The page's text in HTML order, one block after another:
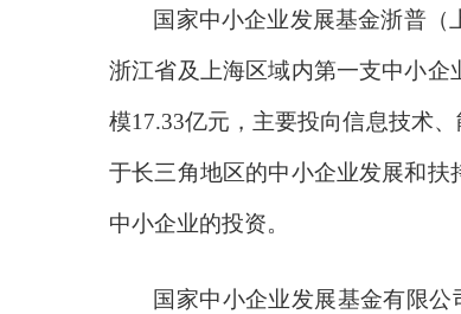
国家中小企业发展基金浙普（
浙江省及上海区域内第一支中小
模17.33亿元，主要投向信息技术
于长三角地区的中小企业发展和
中小企业的投资。
国家中小企业发展基金有限公